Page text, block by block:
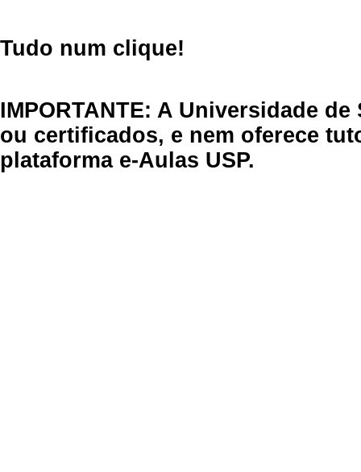
Tudo num clique!
IMPORTANTE: A Universidade
ou certificados, e nem oferece
plataforma e-Aulas USP.